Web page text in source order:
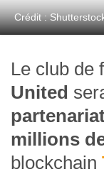
Crédit :
Le club de
United
millions
blockchain